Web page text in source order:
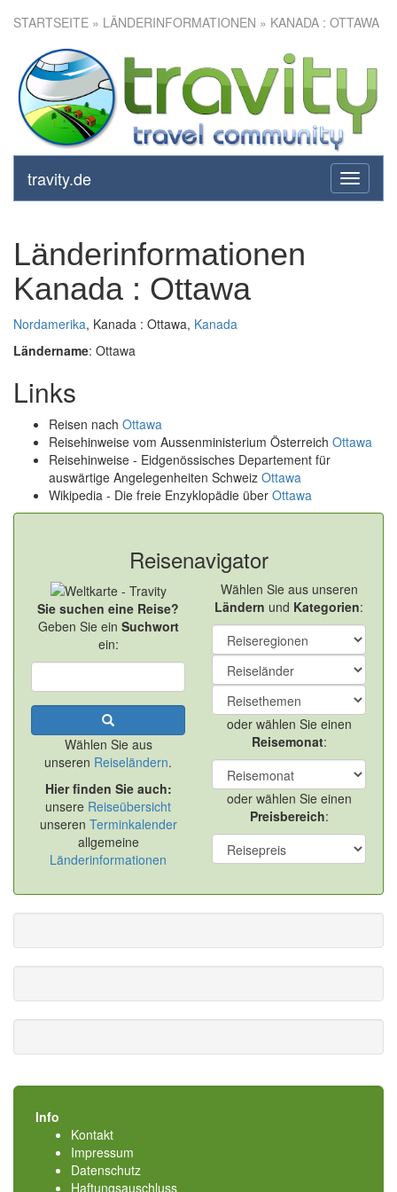
STARTSEITE » LÄNDERINFORMATIONEN » KANADA : OTTAWA
toggle
travity.de
Länderinformationen
Kanada : Ottawa
Nordamerika, Kanada : Ottawa, Kanada
Ländername: Ottawa
Links
Reisen nach Ottawa
Reisehinweise vom Aussenministerium Österreich Ottawa
Reisehinweise - Eidgenössisches Departement für
auswärtige Angelegenheiten Schweiz Ottawa
Wikipedia - Die freie Enzyklopädie über Ottawa
Reisenavigator
Sie suchen eine Reise?
Geben Sie ein Suchwort
ein:
Wählen Sie aus
unseren Reiseländern.
Hier finden Sie auch:
unsere Reiseübersicht
unseren Terminkalender
allgemeine
Länderinformationen
Wählen Sie aus unseren
Ländern und Kategorien:
oder wählen Sie einen
Reisemonat:
oder wählen Sie einen
Preisbereich:
Info
Kontakt
Impressum
Datenschutz
Haftungsauschluss